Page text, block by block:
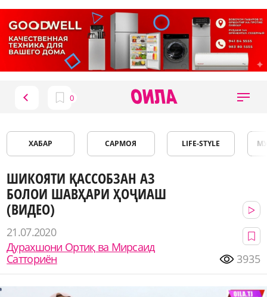
ХАБАР САРМОЯ LIFE-STYLE
ШИКОЯТИ ҚАССОБЗАН АЗ
БОЛОИ ШАВҲАРИ ҲОҶИАШ
(ВИДЕО)
21.07.2020
Дурахшони Ортиқ ва Мирсаид
Сатториён
3935